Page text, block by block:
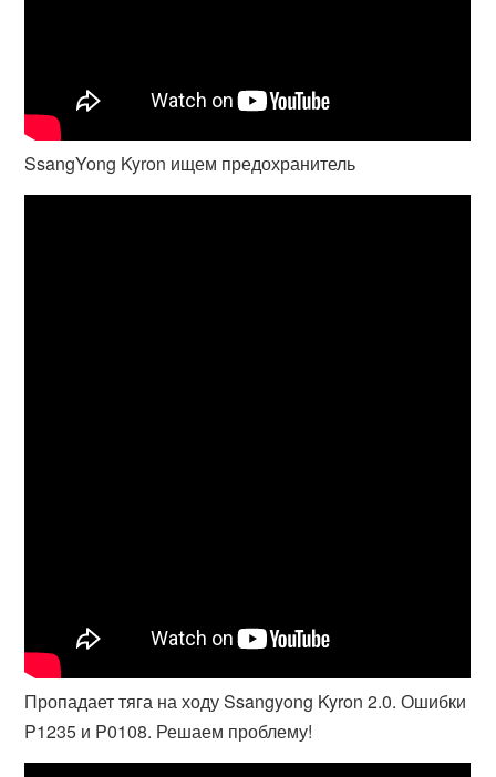
SsangYong Kyron ищем предохранитель
Пропадает тяга на ходу Ssangyong Kyron 2.0. Ошибки
P1235 и P0108. Решаем проблему!